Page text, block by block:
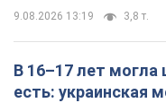
9.08.2026 13:19 3,8 т.
В 16–17 лет могла
есть: украинская